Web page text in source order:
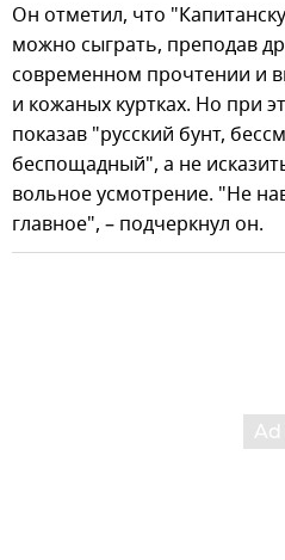
Он отметил, что
можно сыграть, преподав
современном прочтении и
и кожаных куртках. Но при
показав "русский бунт,
беспощадный", а не
вольное усмотрение. "Не
главное", – подчеркнул он.